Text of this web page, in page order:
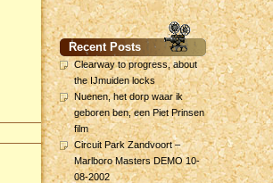
Recent Posts
Clearway to progress, about
the IJmuiden locks
Nuenen, het dorp waar ik
geboren ben, een Piet Prinsen
film
Circuit Park Zandvoort –
Marlboro Masters DEMO 10-
08-2002